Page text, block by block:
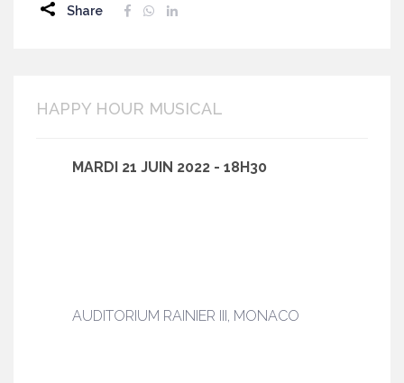
Share
HAPPY HOUR MUSICAL
MARDI 21 JUIN 2022 - 18H30
AUDITORIUM RAINIER III, MONACO